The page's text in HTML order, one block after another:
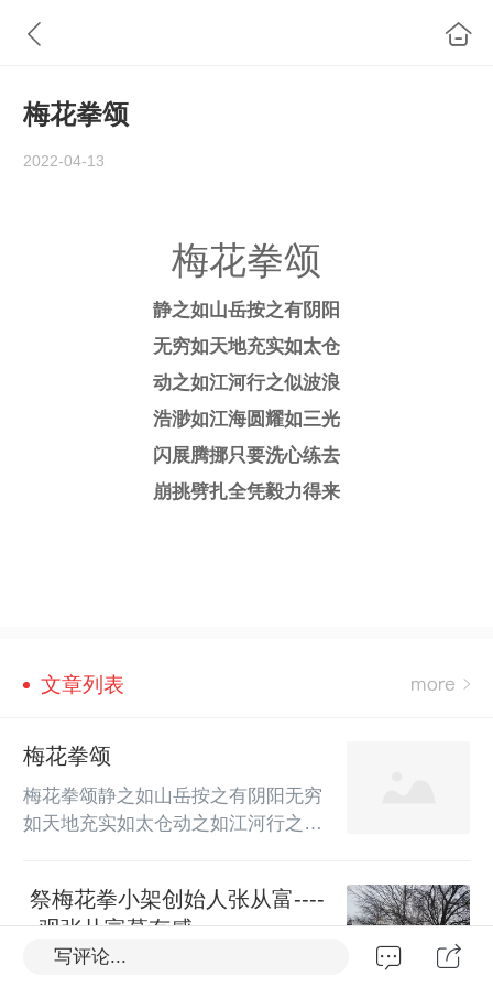
梅花拳颂
2022-04-13
梅花拳颂
静之如山岳按之有阴阳
无穷如天地充实如太仓
动之如江河行之似波浪
浩渺如江海圆耀如三光
闪展腾挪只要洗心练去
崩挑劈扎全凭毅力得来
写评论...
文章列表
梅花拳颂
梅花拳颂静之如山岳按之有阴阳无穷
如天地充实如太仓动之如江河行之似
--观张从富墓有感
   祭梅花拳小架创始人张从富